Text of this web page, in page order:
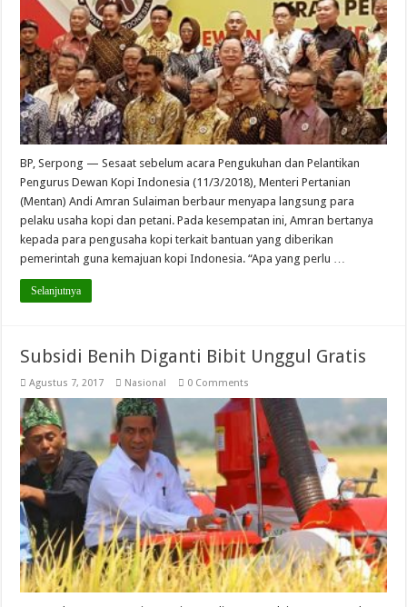
BP, Serpong — Sesaat sebelum acara Pengukuhan dan Pelantikan
Pengurus Dewan Kopi Indonesia (11/3/2018), Menteri Pertanian
(Mentan) Andi Amran Sulaiman berbaur menyapa langsung para
pelaku usaha kopi dan petani. Pada kesempatan ini, Amran bertanya
kepada para pengusaha kopi terkait bantuan yang diberikan
pemerintah guna kemajuan kopi Indonesia. “Apa yang perlu …
Selanjutnya
Subsidi Benih Diganti Bibit Unggul Gratis
Agustus 7, 2017 Nasional 0 Comments